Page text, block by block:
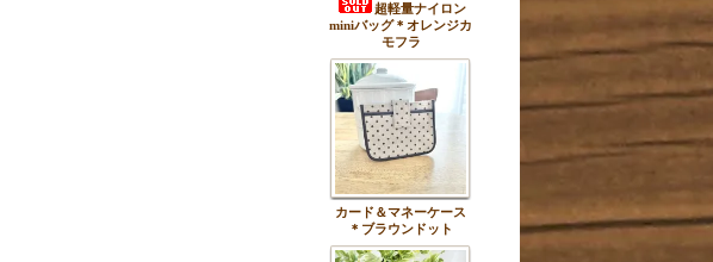
超軽量ナイロン
miniバッグ＊オレンジカ
モフラ
カード＆マネーケース
＊ブラウンドット